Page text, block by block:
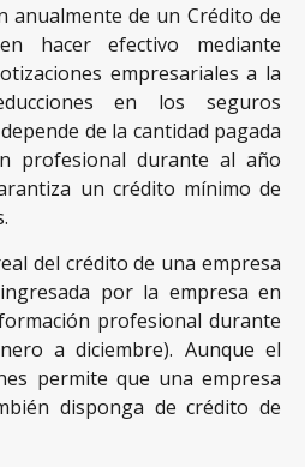
anualmente de un Crédito de
hacer efectivo mediante
empresariales a la
en los seguros
de la cantidad pagada
profesional durante al año
un crédito mínimo de
del crédito de una empresa
por la empresa en
profesional durante
a diciembre). Aunque el
permite que una empresa
disponga de crédito de